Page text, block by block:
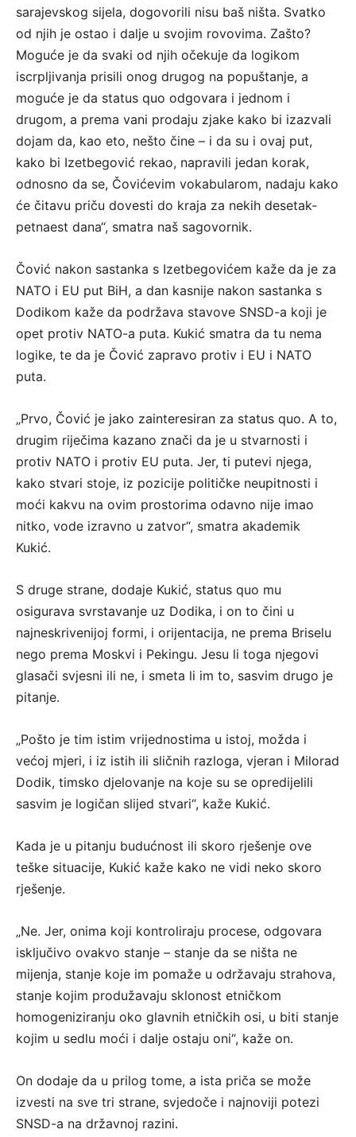
sarajevskog sijela, dogovorili nisu baš ništa. Svatko
od njih je ostao i dalje u svojim rovovima. Zašto?
Moguće je da svaki od njih očekuje da logikom
iscrpljivanja prisili onog drugog na popuštanje, a
moguće je da status quo odgovara i jednom i
drugom, a prema vani prodaju zjake kako bi izazvali
dojam da, kao eto, nešto čine – i da su i ovaj put,
kako bi Izetbegović rekao, napravili jedan korak,
odnosno da se, Čovićevim vokabularom, nadaju kako
će čitavu priču dovesti do kraja za nekih desetak-
petnaest dana“, smatra naš sagovornik.
Čović nakon sastanka s Izetbegovićem kaže da je za
NATO i EU put BiH, a dan kasnije nakon sastanka s
Dodikom kaže da podržava stavove SNSD-a koji je
opet protiv NATO-a puta. Kukić smatra da tu nema
logike, te da je Čović zapravo protiv i EU i NATO
puta.
„Prvo, Čović je jako zainteresiran za status quo. A to,
drugim riječima kazano znači da je u stvarnosti i
protiv NATO i protiv EU puta. Jer, ti putevi njega,
kako stvari stoje, iz pozicije političke neupitnosti i
moći kakvu na ovim prostorima odavno nije imao
nitko, vode izravno u zatvor“, smatra akademik
Kukić.
S druge strane, dodaje Kukić, status quo mu
osigurava svrstavanje uz Dodika, i on to čini u
najneskrivenijoj formi, i orijentacija, ne prema Briselu
nego prema Moskvi i Pekingu. Jesu li toga njegovi
glasači svjesni ili ne, i smeta li im to, sasvim drugo je
pitanje.
„Pošto je tim istim vrijednostima u istoj, možda i
većoj mjeri, i iz istih ili sličnih razloga, vjeran i Milorad
Dodik, timsko djelovanje na koje su se opredijelili
sasvim je logičan slijed stvari“, kaže Kukić.
Kada je u pitanju budućnost ili skoro rješenje ove
teške situacije, Kukić kaže kako ne vidi neko skoro
rješenje.
„Ne. Jer, onima koji kontroliraju procese, odgovara
isključivo ovakvo stanje – stanje da se ništa ne
mijenja, stanje koje im pomaže u održavaju strahova,
stanje kojim produžavaju sklonost etničkom
homogeniziranju oko glavnih etničkih osi, u biti stanje
kojim u sedlu moći i dalje ostaju oni“, kaže on.
On dodaje da u prilog tome, a ista priča se može
izvesti na sve tri strane, svjedoče i najnoviji potezi
SNSD-a na državnoj razini.